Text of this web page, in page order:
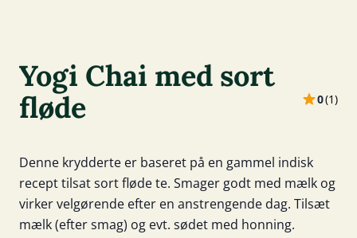
Yogi Chai med sort
fløde
0(1)
Denne krydderte er baseret på en gammel indisk
recept tilsat sort fløde te. Smager godt med mælk og
virker velgørende efter en anstrengende dag. Tilsæt
mælk (efter smag) og evt. sødet med honning.